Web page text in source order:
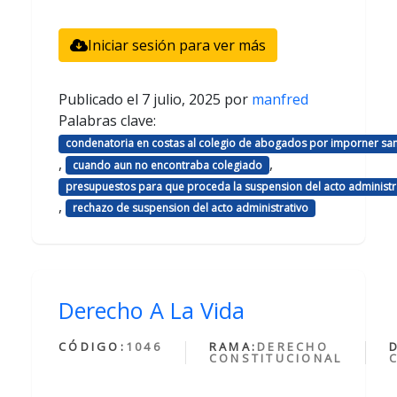
Iniciar sesión para ver más
Publicado el 7 julio, 2025 por manfred
Palabras clave:
condenatoria en costas al colegio de abogados por imporner
, cuando aun no encontraba colegiado ,
presupuestos para que proceda la suspension del acto
, rechazo de suspension del acto administrativo
Derecho A La Vida
CÓDIGO: 1046 RAMA: DERECHO
CONSTITUCIONAL